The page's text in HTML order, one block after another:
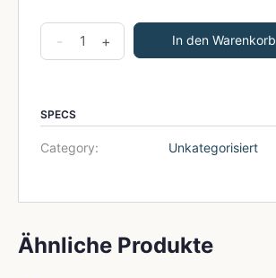
MASTERCLASS
The
Power
Of
Your
Stories
- + In den Warenkorb
SPECS
Category: Unkategorisiert
Ähnliche Produkte